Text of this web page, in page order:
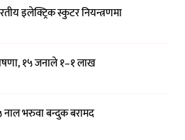
इलेक्ट्रिक स्कुटर नियन्त्रणमा
१५ जनाले १–१ लाख
नाल भरुवा बन्दुक बरामद